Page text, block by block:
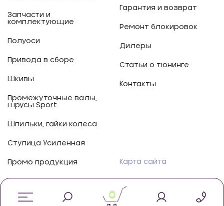
Запчасти и
комплектующие
Полуоси
Привода в сборе
Шкивы
Промежуточные валы,
шрусы Sport
Шпильки, гайки колеса
Ступица Усиленная
Промо продукция
Гарантия и возврат
Ремонт блокировок
Дилеры
Статьи о тюнинге
Контакты
Карта сайта
0